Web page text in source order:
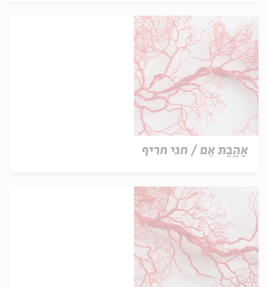
אַהֲבַת אֵם / חגי חריף